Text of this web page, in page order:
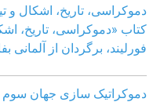
دموکراسی، تاريخ، اشکال و
کتاب «دموکراسی، تاريخ،
فورليند، برگردان از آلمانی
دموکراتیک سازی جهان سوم